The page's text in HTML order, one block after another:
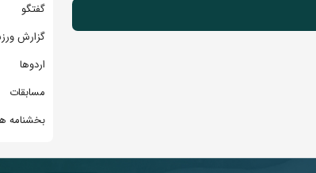
گفتگو
گزارش
اردوها
مسابقات
بخشنامه